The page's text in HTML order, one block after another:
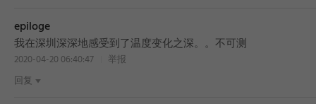
epiloge
我在深圳深深地感受到了温度变化之深。。不可测
2020-04-20 06:40:47
举报
回复